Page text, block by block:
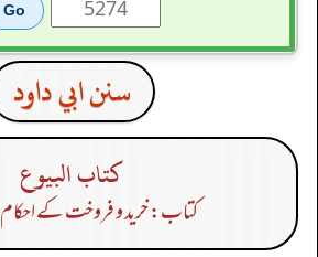
سنن ابي داود
كتاب البيوع
کتاب: خرید و فروخت کے